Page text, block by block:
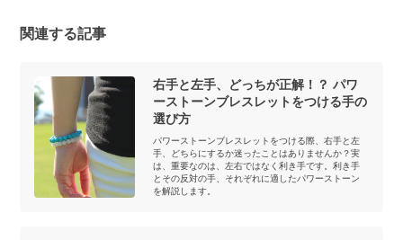
関連する記事
右手と左手、どっちが正解！？ パワ
ーストーンブレスレットをつける手の
選び方
パワーストーンブレスレットをつける際、右手と左
手、どちらにするか迷ったことはありませんか？実
は、重要なのは、左右ではなく利き手です。利き手
とその反対の手、それぞれに適したパワーストーン
を解説します。